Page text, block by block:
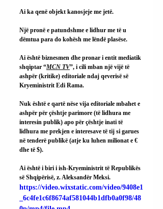
Ai ka qenë objekt kanosjeje me jetë.
Një pronë e patundshme e lidhur me të u
dëmtua para do kohësh me lëndë plasëse.
Ai është biznesmen dhe pronar i entit mediatik
shqiptar “MCN TV”, i cili mban një vijë të
ashpër (kritike) editoriale ndaj qeverisë së
Kryeministrit Edi Rama.
Nuk është e qartë nëse vija editoriale mbahet e
ashpër për çështje parimore (të lidhura me
interesin publik) apo për çështje inati të
lidhura me prekjen e interesave të tij si garues
në tenderë publikë (atje ku luhen milionat e €
dhe të $).
Ai është i biri i ish-Kryeministrit të Republikës
së Shqipërisë, z. Aleksandër Meksi.
https://video.wixstatic.com/video/9408e1
_6c4fe1c6f8674af581044b1dfb0a0f98/48